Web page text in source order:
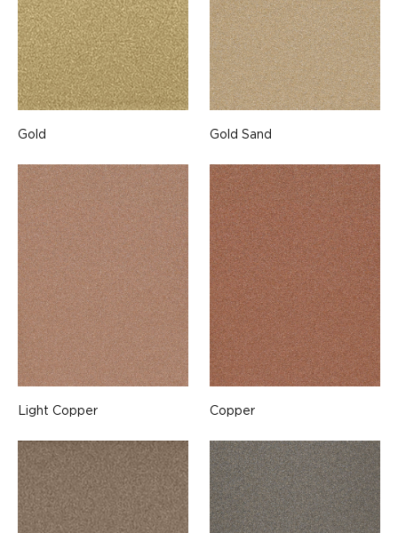
Gold Gold Sand
Light Copper Copper